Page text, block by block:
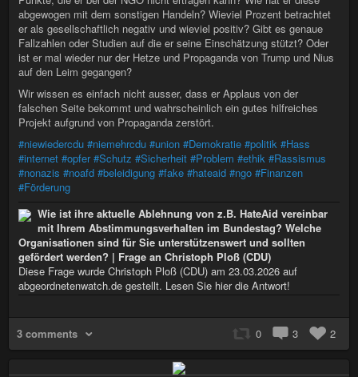
abgewogen mit dem sonstigen Handeln? Wieviel Prozent betrachtet
er als gesellschaftlich negativ und wieviel positiv? Gibt es genaue
Fallzahlen oder Studien auf die er seine Einschätzung stützt? Oder
ist er mal wieder nur der Hetze und Propaganda von Trump und Nius
auf den Leim gegangen?
Wir wissen es einfach nicht ausser, dass er Applaus von der
falschen Seite bekommt und wahrscheinlich ein gutes hilfreiches
Projekt aufgrund von Propaganda zerstört.
#niewiedercdu #niemehrcdu #union #Demokratie #politik #Hass
#internet #opfer #Schutz #Sicherheit #Problem #ethik #Rassismus
#nonazis #noafd #beleidigung #fake #hateaid #ngo #Finanzen
#Förderung
Wie ist ihre aktuelle Ablehnung von z.B. HateAid vereinbar
mit Ihrem Abstimmungsverhalten im Bundestag? Welche
Organisationen sind für Sie unterstützenswert und sollten
gefördert werden? | Frage an Christoph Ploß (CDU)
Diese Frage wurde Christoph Ploß (CDU) am 23.03.2026 auf
abgeordnetenwatch.de gestellt. Lesen Sie hier die Antwort!
3 comments 0 3 2